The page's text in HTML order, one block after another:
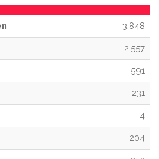
3.848
2.557
591
231
4
204